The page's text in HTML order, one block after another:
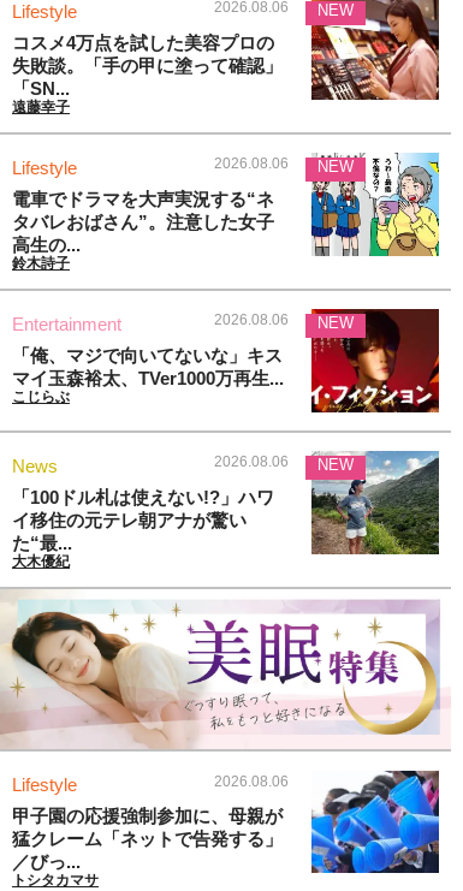
Lifestyle 2026.08.06
コスメ4万点を試した美容プロの
失敗談。「手の甲に塗って確認」
「SN...
遠藤幸子
NEW
Lifestyle 2026.08.06
電車でドラマを大声実況する“ネ
タバレおばさん”。注意した女子
高生の...
鈴木詩子
NEW
Entertainment 2026.08.06
「俺、マジで向いてないな」キス
マイ玉森裕太、TVer1000万再生...
こじらぶ
NEW
News 2026.08.06
「100ドル札は使えない!?」ハワ
イ移住の元テレ朝アナが驚い
た“最...
大木優紀
NEW
Lifestyle 2026.08.06
甲子園の応援強制参加に、母親が
猛クレーム「ネットで告発する」
／びっ...
トシタカマサ